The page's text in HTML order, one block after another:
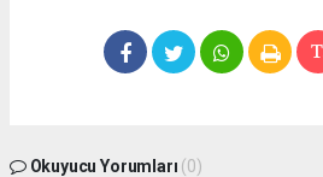
Okuyucu Yorumları (0)